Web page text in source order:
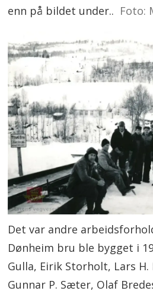
enn på bildet under.. Foto:
Det var andre
Dønheim bru ble bygget i
Gulla, Eirik Storholt, Lars H.
Gunnar P. Sæter, Olaf